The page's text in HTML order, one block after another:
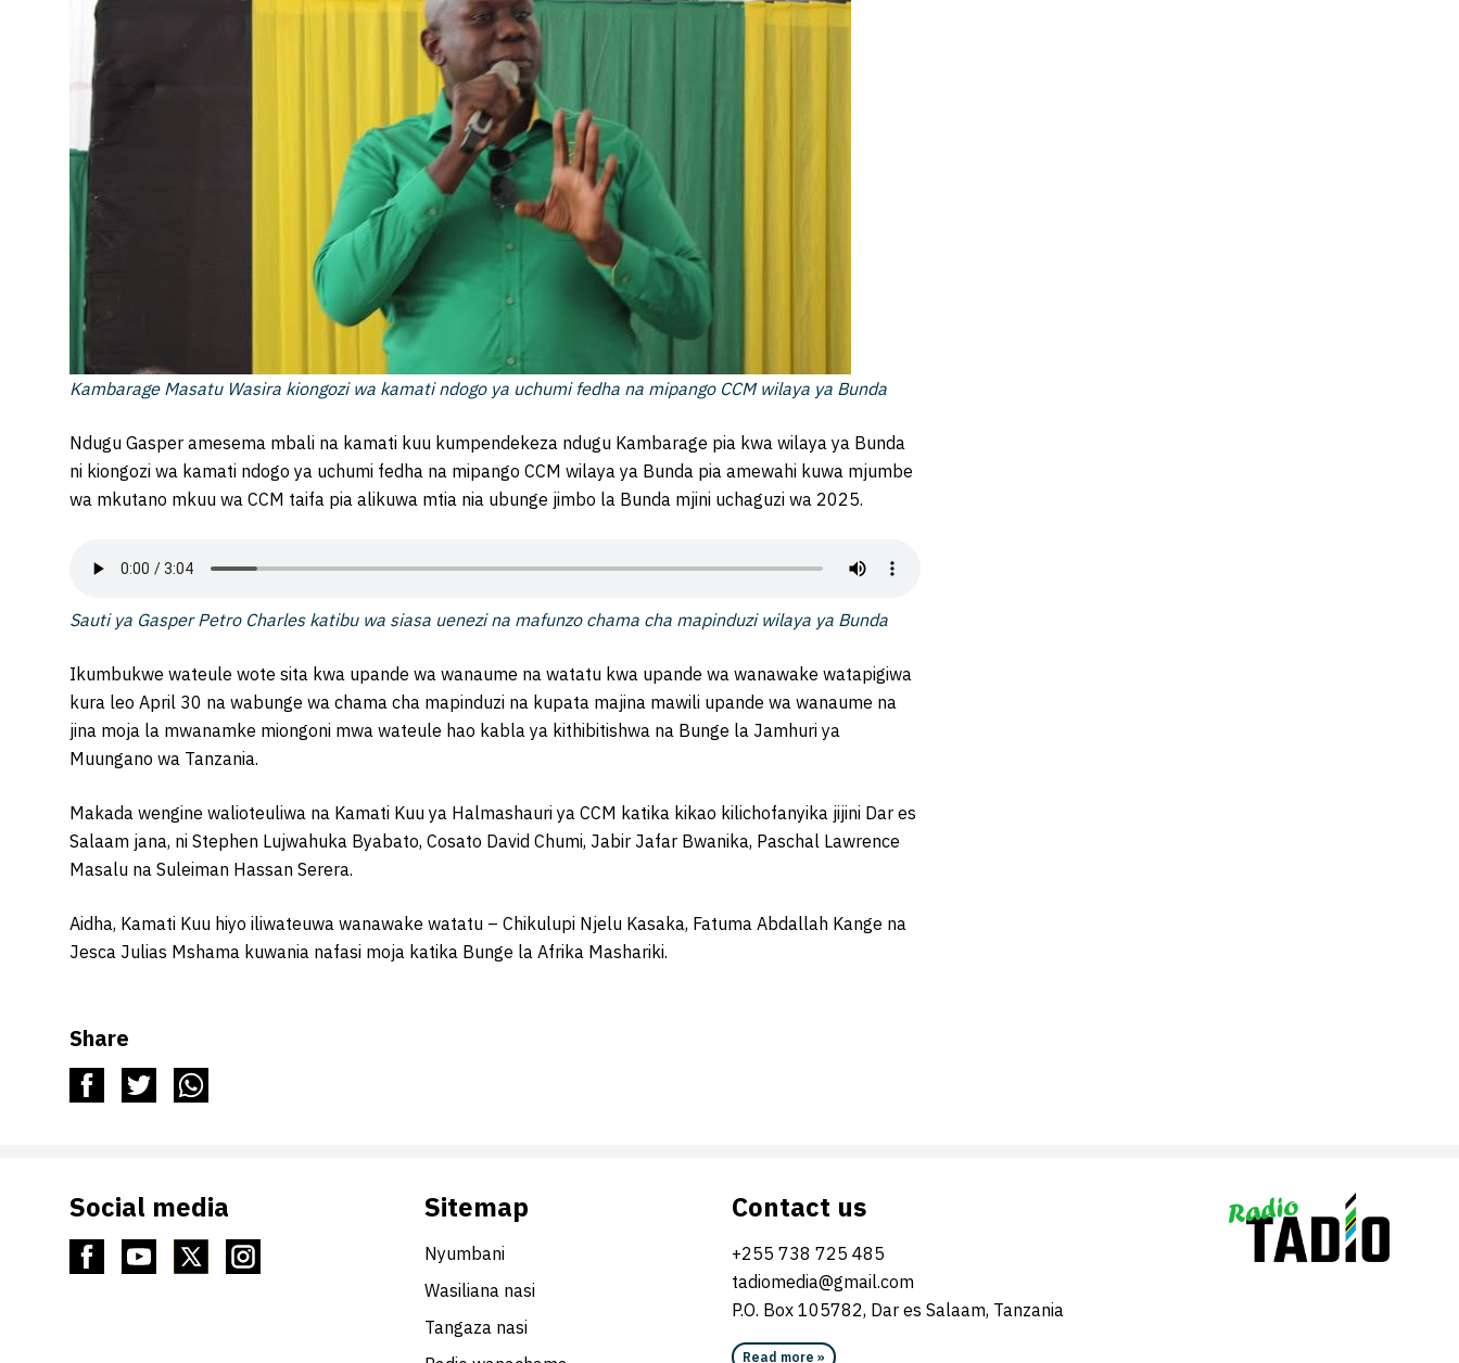
Kambarage Masatu Wasira kiongozi wa kamati ndogo ya uchumi fedha na mipango CCM wilaya ya Bunda
Ndugu Gasper amesema mbali na kamati kuu kumpendekeza ndugu Kambarage pia kwa wilaya ya Bunda
ni kiongozi wa kamati ndogo ya uchumi fedha na mipango CCM wilaya ya Bunda pia amewahi kuwa mjumbe
wa mkutano mkuu wa CCM taifa pia alikuwa mtia nia ubunge jimbo la Bunda mjini uchaguzi wa 2025.
Sauti ya Gasper Petro Charles katibu wa siasa uenezi na mafunzo chama cha mapinduzi wilaya ya Bunda
Ikumbukwe wateule wote sita kwa upande wa wanaume na watatu kwa upande wa wanawake watapigiwa
kura leo April 30 na wabunge wa chama cha mapinduzi na kupata majina mawili upande wa wanaume na
jina moja la mwanamke miongoni mwa wateule hao kabla ya kithibitishwa na Bunge la Jamhuri ya
Muungano wa Tanzania.
Makada wengine walioteuliwa na Kamati Kuu ya Halmashauri ya CCM katika kikao kilichofanyika jijini Dar es
Salaam jana, ni Stephen Lujwahuka Byabato, Cosato David Chumi, Jabir Jafar Bwanika, Paschal Lawrence
Masalu na Suleiman Hassan Serera.
Aidha, Kamati Kuu hiyo iliwateuwa wanawake watatu – Chikulupi Njelu Kasaka, Fatuma Abdallah Kange na
Jesca Julias Mshama kuwania nafasi moja katika Bunge la Afrika Mashariki.
Share
Social media Sitemap
Nyumbani
Wasiliana nasi
Tangaza nasi
Contact us
+255 738 725 485
tadiomedia@gmail.com
P.O. Box 105782, Dar es Salaam, Tanzania
Read more »